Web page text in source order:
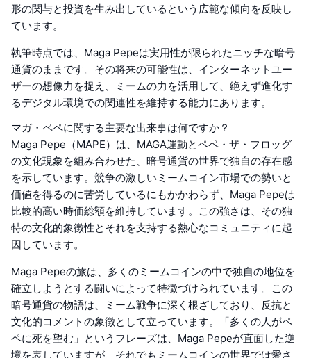
形の関与と投資を生み出しているという広範な傾向を反映し
ています。
執筆時点では、Maga Pepeは実用性が限られたニッチな暗号
通貨のままです。その将来の可能性は、インターネットユー
ザーの想像力を捉え、ミームの力を活用して、絶えず進化す
るデジタル環境での関連性を維持する能力にあります。
マガ・ペペに関する主要な出来事は何ですか？
Maga Pepe（MAPE）は、MAGA運動とペペ・ザ・フロッグ
の文化現象を組み合わせた、暗号通貨の世界で独自の存在感
を示しています。競争の激しいミームコイン市場での勢いと
価値を得るのに苦労しているにもかかわらず、Maga Pepeは
比較的高い時価総額を維持しています。この強さは、その独
特の文化的象徴性とそれを支持する熱心なコミュニティに起
因しています。
Maga Pepeの旅は、多くのミームコインの中で独自の地位を
確立しようとする闘いによって特徴づけられています。この
暗号通貨の物語は、ミーム戦争に深く根ざしており、反抗と
文化的コメントの象徴として立っています。「多くの人がペ
ペに死を望む」というフレーズは、Maga Pepeが直面した逆
境を表していますが、それでもミームコインの世界では愛さ